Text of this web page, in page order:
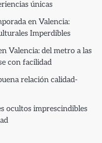
únicas
en Valencia:
Imperdibles
Valencia: del metro a las
con facilidad
relación calidad-
ocultos imprescindibles